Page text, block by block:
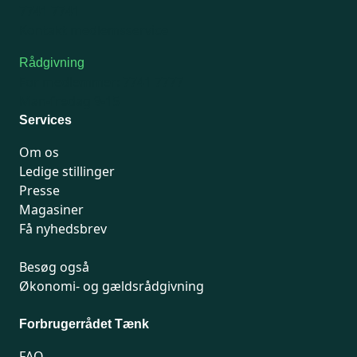
Rådgivning
Services
Om os
Ledige stillinger
Presse
Magasiner
Få nyhedsbrev
Besøg også
Økonomi- og gældsrådgivning
Forbrugerrådet Tænk